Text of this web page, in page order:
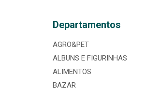
Departamentos
AGRO&PET
ALBUNS E FIGURINHAS
ALIMENTOS
BAZAR